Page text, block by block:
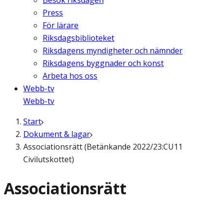
Press
För lärare
Riksdagsbiblioteket
Riksdagens myndigheter och nämnder
Riksdagens byggnader och konst
Arbeta hos oss
Webb-tv
Webb-tv
Start
Dokument & lagar
Associationsrätt (Betänkande 2022/23:CU11
Civilutskottet)
Associationsrätt